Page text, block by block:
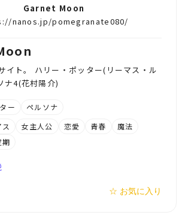
Garnet Moon
nanos.jp/pomegranate080/
イト。 ハリー・ポッター(リーマス・ル
ナ4(花村陽介)
ー
ペルソナ
女主人公 恋愛 青春
魔法
期
☆ お気に入り